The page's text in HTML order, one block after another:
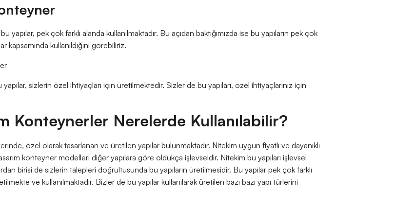
yapılar, pek çok farklı alanda kullanılmaktadır. Bu açıdan baktığımızda ise bu yapıların pek çok
kapsamında kullanıldığını görebiliriz.
sizlerin özel ihtiyaçları için üretilmektedir. Sizler de bu yapıları, özel ihtiyaçlarınız için
Konteynerler Nerelerde Kullanılabilir?
özel olarak tasarlanan ve üretilen yapılar bulunmaktadır. Nitekim uygun fiyatlı ve dayanıklı
konteyner modelleri diğer yapılara göre oldukça işlevseldir. Nitekim bu yapıları işlevsel
birisi de sizlerin talepleri doğrultusunda bu yapıların üretilmesidir. Bu yapılar pek çok farklı
ve kullanılmaktadır. Bizler de bu yapılar kullanılarak üretilen bazı bazı yapı türlerini